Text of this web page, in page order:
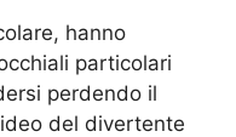
hanno
particolari
perdendo il
del divertente